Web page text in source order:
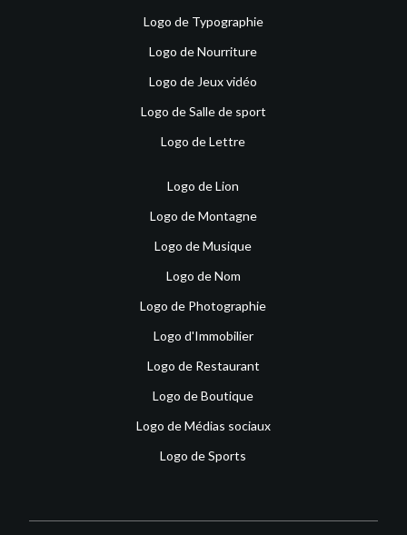
Logo de Typographie
Logo de Nourriture
Logo de Jeux vidéo
Logo de Salle de sport
Logo de Lettre
Logo de Lion
Logo de Montagne
Logo de Musique
Logo de Nom
Logo de Photographie
Logo d'Immobilier
Logo de Restaurant
Logo de Boutique
Logo de Médias sociaux
Logo de Sports